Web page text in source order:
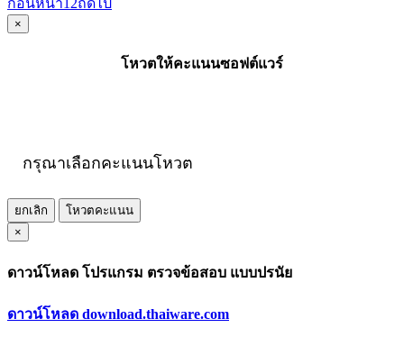
×
โหวตให้คะแนนซอฟต์แวร์
กรุณาเลือกคะแนนโหวต
ยกเลิก
โหวตคะแนน
×
ดาวน์โหลด โปรแกรม ตรวจข้อสอบ แบบปรนัย
ดาวน์โหลด download.thaiware.com